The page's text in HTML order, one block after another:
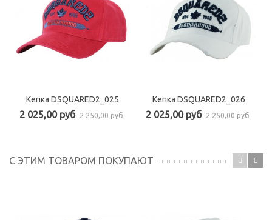
Кепка DSQUARED2_025
2 025,00 руб 2 250,00 руб
Кепка DSQUARED2_026
2 025,00 руб 2 250,00 руб
С ЭТИМ ТОВАРОМ ПОКУПАЮТ